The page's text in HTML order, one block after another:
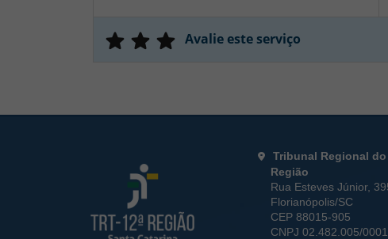
Avalie este serviço
Informações de
Tribunal Regional do
Região
Rua Esteves Júnior,
Florianópolis/SC
CEP 88015-905
CNPJ 02.482.005/